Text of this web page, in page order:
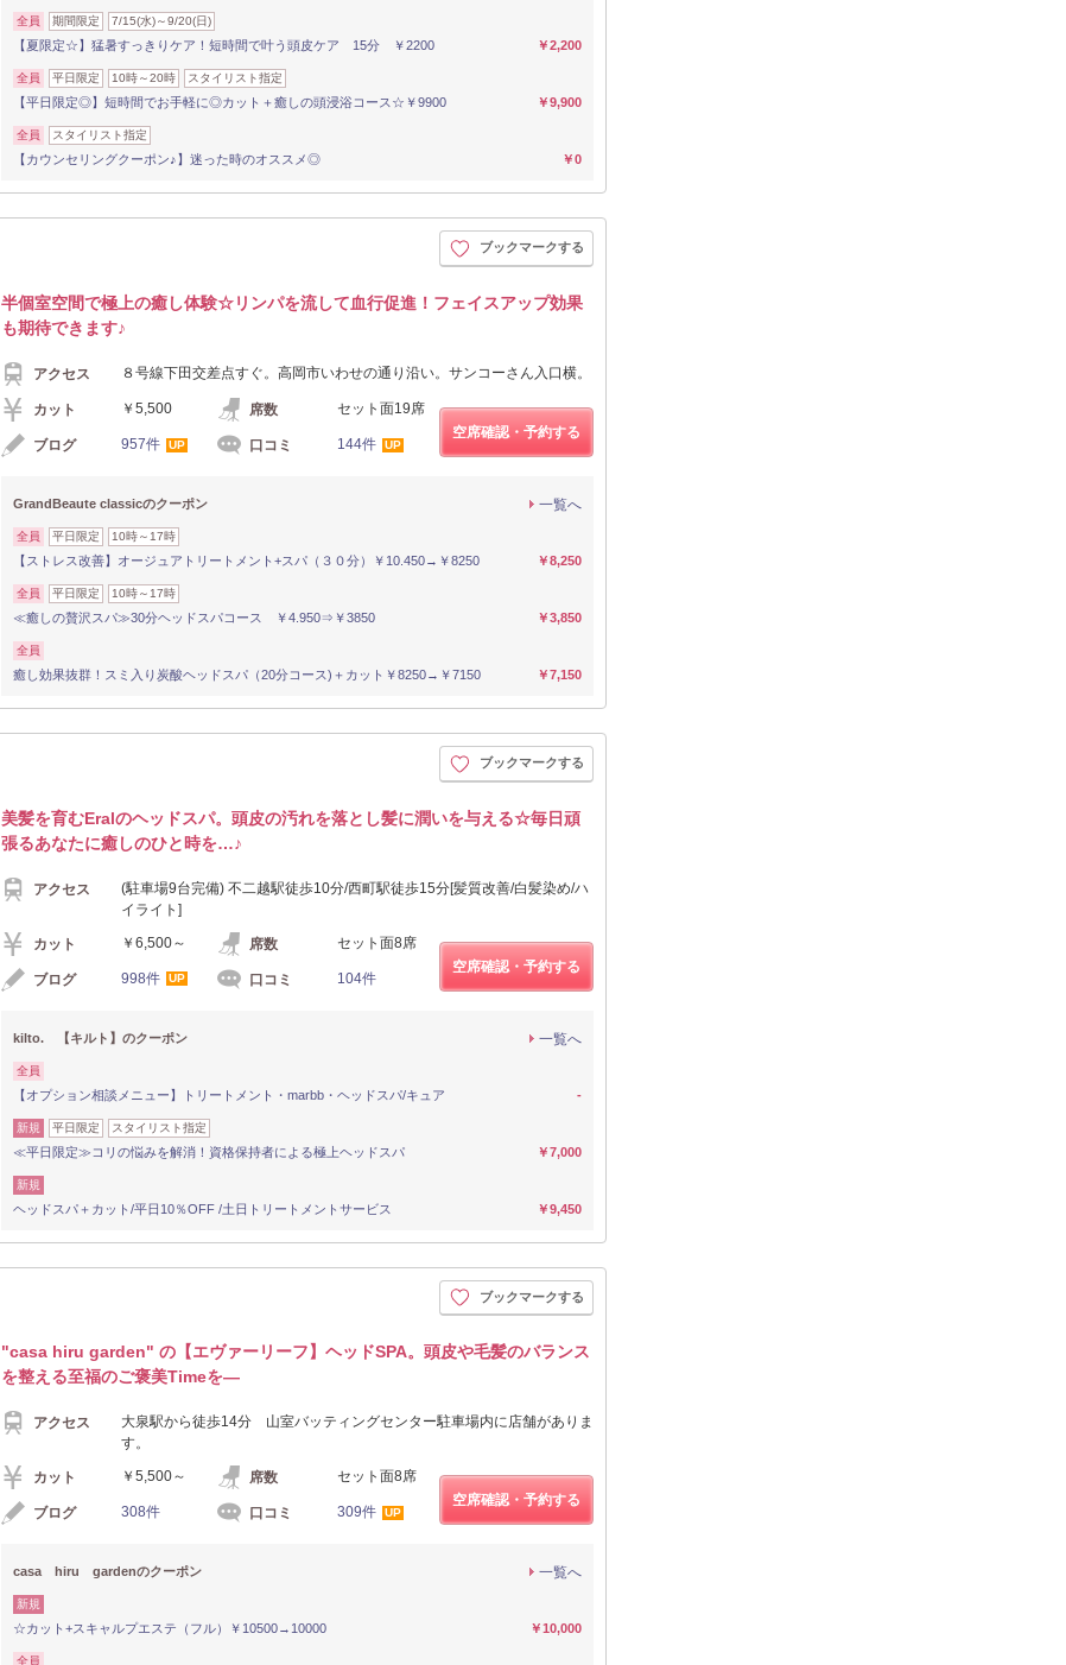
全員 期間限定 7/15(水)～9/20(日)
【夏限定☆】猛暑すっきりケア！短時間で叶う頭皮ケア 15分 ￥2200 ￥2,200
全員 平日限定 10時～20時 スタイリスト指定
【平日限定◎】短時間でお手軽に◎カット＋癒しの頭浸浴コース☆￥9900 ￥9,900
全員 スタイリスト指定
【カウンセリングクーポン♪】迷った時のオススメ◎ ￥0
ブックマークする
半個室空間で極上の癒し体験☆リンパを流して血行促進！フェイスアップ効果
も期待できます♪
アクセス ８号線下田交差点すぐ。高岡市いわせの通り沿い。サンコーさん入口横。
カット ￥5,500 席数 セット面19席
ブログ 957件 UP 口コミ 144件 UP
空席確認・予約する
GrandBeaute classicのクーポン 一覧へ
全員 平日限定 10時～17時
【ストレス改善】オージュアトリートメント+スパ（３０分）￥10.450→￥8250 ￥8,250
全員 平日限定 10時～17時
≪癒しの贅沢スパ≫30分ヘッドスパコース ￥4.950⇒￥3850 ￥3,850
全員
癒し効果抜群！スミ入り炭酸ヘッドスパ（20分コース)＋カット￥8250→￥7150 ￥7,150
ブックマークする
美髪を育むEralのヘッドスパ。頭皮の汚れを落とし髪に潤いを与える☆毎日頑
張るあなたに癒しのひと時を…♪
アクセス
(駐車場9台完備) 不二越駅徒歩10分/西町駅徒歩15分[髪質改善/白髪染め/ハ
イライト]
カット ￥6,500～ 席数 セット面8席
ブログ 998件 UP 口コミ 104件
空席確認・予約する
kilto. 【キルト】のクーポン 一覧へ
全員
【オプション相談メニュー】トリートメント・marbb・ヘッドスパ/キュア -
新規 平日限定 スタイリスト指定
≪平日限定≫コリの悩みを解消！資格保持者による極上ヘッドスパ ￥7,000
新規
ヘッドスパ＋カット/平日10％OFF /土日トリートメントサービス ￥9,450
ブックマークする
"casa hiru garden" の【エヴァーリーフ】ヘッドSPA。頭皮や毛髪のバランス
を整える至福のご褒美Timeを―
アクセス
大泉駅から徒歩14分 山室バッティングセンター駐車場内に店舗がありま
す。
カット ￥5,500～ 席数 セット面8席
ブログ 308件 口コミ 309件 UP
空席確認・予約する
casa hiru gardenのクーポン 一覧へ
新規
☆カット+スキャルプエステ（フル）￥10500→10000 ￥10,000
全員